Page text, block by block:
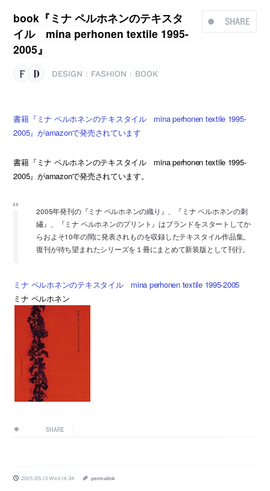
SHARE
book『ミナ ペルホネンのテキスタ
イル mina perhonen textile 1995-
2005』
DESIGN FASHION BOOK
書籍『ミナ ペルホネンのテキスタイル mina perhonen textile 1995-
2005』がamazonで発売されています
書籍『ミナ ペルホネンのテキスタイル mina perhonen textile 1995-
2005』がamazonで発売されています。
2005年発刊の『ミナ ペルホネンの織り』、『ミナ ペルホネンの刺
繡』、『ミナ ペルホネンのプリント』はブランドをスタートしてか
らおよそ10年の間に発表されものを収録したテキスタイル作品集。
復刊が待ち望まれたシリーズを１冊にまとめて新装版として刊行。
ミナ ペルホネンのテキスタイル mina perhonen textile 1995-2005
ミナ ペルホネン
SHARE
2015.05.13 Wed 14:34 permalink